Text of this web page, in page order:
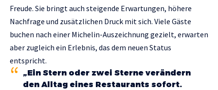
Freude. Sie bringt auch steigende Erwartungen, höhere
Nachfrage und zusätzlichen Druck mit sich. Viele Gäste
buchen nach einer Michelin-Auszeichnung gezielt, erwarten
aber zugleich ein Erlebnis, das dem neuen Status
entspricht.
„Ein Stern oder zwei Sterne verändern
den Alltag eines Restaurants sofort.